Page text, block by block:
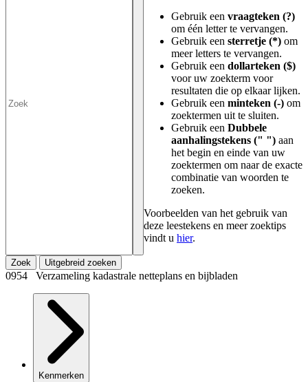
Gebruik een vraagteken (?)
om één letter te vervangen.
Gebruik een sterretje (*) om
meer letters te vervangen.
Gebruik een dollarteken ($)
voor uw zoekterm voor
resultaten die op elkaar lijken.
Gebruik een minteken (-) om
zoektermen uit te sluiten.
Gebruik een Dubbele
aanhalingstekens (" ") aan
het begin en einde van uw
zoektermen om naar de exacte
combinatie van woorden te
zoeken.
Voorbeelden van het gebruik van
deze leestekens en meer zoektips
vindt u hier.
Zoek Uitgebreid zoeken
0954 Verzameling kadastrale netteplans en bijbladen
Kenmerken